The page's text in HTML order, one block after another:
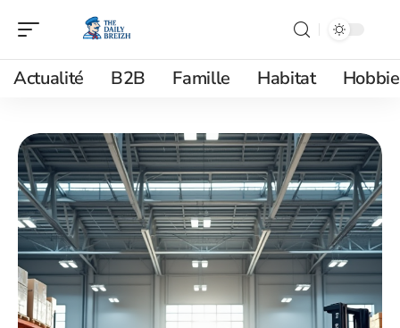
Actualité B2B Famille Habitat